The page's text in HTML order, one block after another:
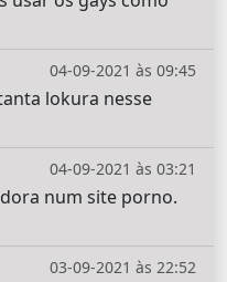
04-09-2021 às 09:45
lokura nesse
04-09-2021 às 03:21
num site porno.
03-09-2021 às 22:52